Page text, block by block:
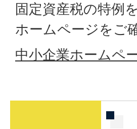
固定資産税の特例
ホームページをご
中小企業ホームペ